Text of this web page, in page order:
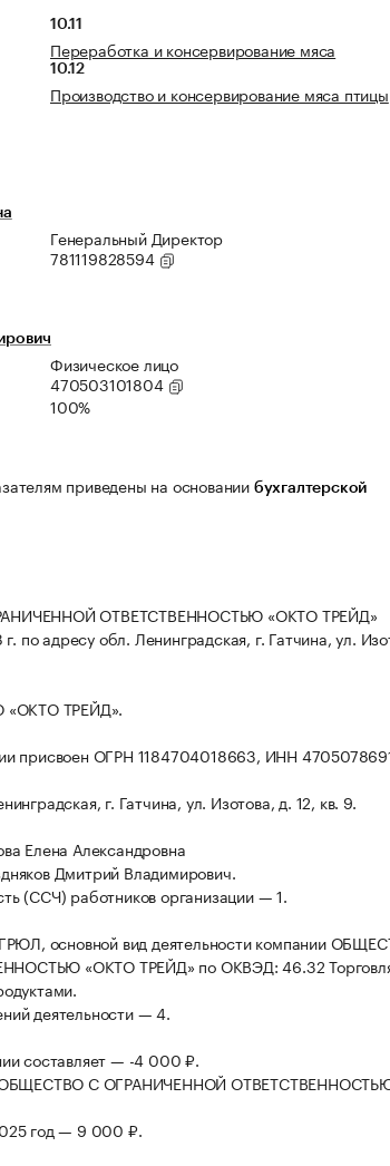
10.11
Переработка и консервирование мяса
10.12
Производство и консервирование мяса птицы
Генеральный Директор
781119828594
Физическое лицо
470503101804
100%
приведены на основании бухгалтерской
ОТВЕТСТВЕННОСТЬЮ «ОКТО ТРЕЙД»
по адресу обл. Ленинградская, г. Гатчина, ул.
«ОКТО ТРЕЙД».
присвоен ОГРН 1184704018663, ИНН
г. Гатчина, ул. Изотова, д. 12, кв. 9.
Елена Александровна
Дмитрий Владимирович.
(ССЧ) работников организации — 1.
основной вид деятельности компании
«ОКТО ТРЕЙД» по ОКВЭД: 46.32
деятельности — 4.
составляет — -4 000 ₽.
ОБЩЕСТВО С ОГРАНИЧЕННОЙ
год — 9 000 ₽.